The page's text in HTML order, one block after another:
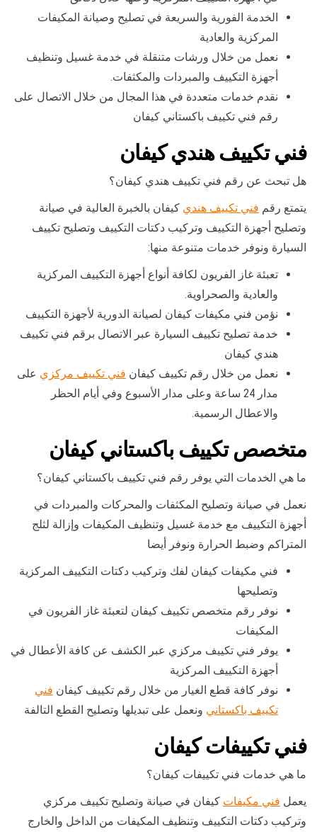
الخدمة الفورية والسريعة في تصليح وصيانة المكيفات
المركزية والعادية
نعمل من خلال ورشات متنقلة في خدمة غسيل وتنظيف
أجهزة التكييف والمبردات والمكثفات.
نقدم خدمات متعددة في هذا المجال من خلال الاتصال على
رقم فني تكييف باكستاني كيفان
فني تكييف هندي كيفان
هل تبحث عن رقم فني تكييف هندي كيفان؟
يتمتع رقم فني تكييف هندي كيفان بالخبرة العالية في صيانة
وتصليح أجهزة التكييف وتركيب دكتات التكييف وتصليح تكييف
السيارة ونوفر خدمات متنوعة منها:
تعبئة غاز الفريون لكافة أنواع أجهزة التكييف المركزية
والعادية والصحراوية.
نؤمن فني مكيفات كيفان لصيانة الدورية لأجهزة التكييف
خدمة تصليح تكييف السيارة عبر الاتصال برقم فني تكييف
هندي كيفان
نعمل من خلال رقم تكييف كيفان فني تكييف مركزي على
مدار 24 ساعة وعلى مدار الأسبوع وفي أيام الحظر
والاعطال الرسمية.
متخصص تكييف باكستاني كيفان
ما هي الخدمات التي يوفر رقم فني تكييف باكستاني كيفان؟
نعمل في صيانة وتصليح المكثفات والمحركات والمبردات في
أجهزة التكييف مع خدمة غسيل وتنظيف المكيفات وإزالة لثلج
المتراكم وضبط الحرارة ونوفر أيضا
فني مكيفات كيفان لفك وتركيب دكتات التكييف المركزية
وتصليحها
نوفر رقم متخصص تكييف كيفان لتعبئة غاز الفريون في
المكيفات
يوفر فني تكييف مركزي عبر الكشف عن كافة الأعطال في
أجهزة التكييف المركزية
نوفر كافة قطع الغيار من خلال رقم تكييف كيفان فني
تكييف باكستاني ونعمل على تبديلها وتصليح القطع التالفة
فني تكييفات كيفان
ما هي خدمات فني تكييفات كيفان؟
يعمل فني مكيفات كيفان في صيانة وتصليح تكييف مركزي
وتركيب دكتات التكييف وتنظيف المكيفات من الداخل والخارج